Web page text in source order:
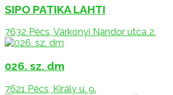
SIPO PATIKA LAHTI
7632 Pécs, Várkonyi Nándor utca 2.
026. sz. dm
7621 Pécs, Király u. 9.